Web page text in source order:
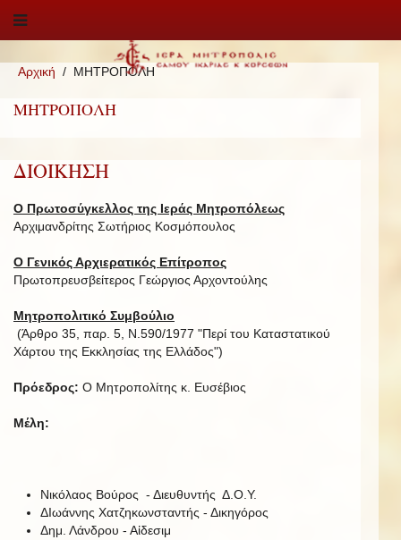
Αρχική ΜΗΤΡΟΠΟΛΗ
ΜΗΤΡΟΠΟΛΗ
ΔΙΟΙΚΗΣΗ
Ο Πρωτοσύγκελλος της Ιεράς Μητροπόλεως
Αρχιμανδρίτης Σωτήριος Κοσμόπουλος
Ο Γενικός Αρχιερατικός Επίτροπος
Πρωτοπρευσβείτερος Γεώργιος Αρχοντούλης
Μητροπολιτικό Συμβούλιο
(Άρθρο 35, παρ. 5, Ν.590/1977 "Περί του Καταστατικού
Χάρτου της Εκκλησίας της Ελλάδος")
Πρόεδρος: Ο Μητροπολίτης κ. Ευσέβιος
Μέλη:
Νικόλαος Βούρος - Διευθυντής Δ.Ο.Υ.
ΔΙωάννης Χατζηκωνσταντής - Δικηγόρος
Δημ. Λάνδρου - Αἰδεσιμ